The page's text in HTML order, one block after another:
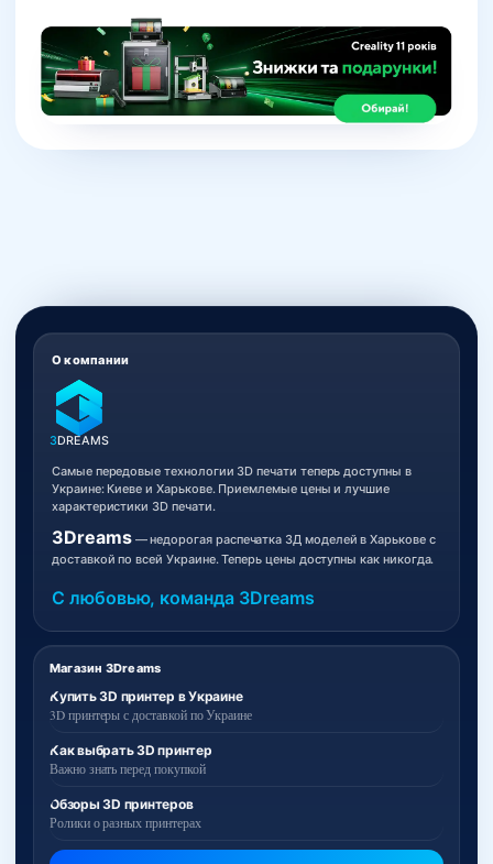
Магазин 3Dreams
Купить 3D принтер в Украине
3D принтеры с доставкой по Украине
Как выбрать 3D принтер
Важно знать перед покупкой
Обзоры 3D принтеров
Ролики о разных принтерах
О компании
3DREAMS
Самые передовые технологии 3D печати теперь доступны в
Украине: Киеве и Харькове. Приемлемые цены и лучшие
характеристики 3D печати.
3Dreams— недорогая распечатка 3Д моделей в Харькове с
доставкой по всей Украине. Теперь цены доступны как никогда.
С любовью, команда 3Dreams